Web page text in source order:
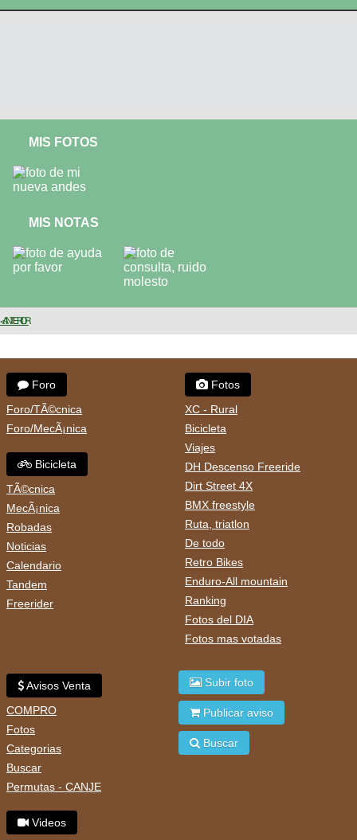
MIS FOTOS
MIS NOTAS
< ANTERIOR
Foro
Foro/TÃ©cnica
Foro/MecÃ¡nica
Bicicleta
TÃ©cnica
MecÃ¡nica
Robadas
Noticias
Calendario
Tandem
Freerider
Fotos
XC - Rural
Bicicleta
Viajes
DH Descenso Freeride
Dirt Street 4X
BMX freestyle
Ruta, triatlon
De todo
Retro Bikes
Enduro-All mountain
Ranking
Fotos del DIA
Fotos mas votadas
Avisos Venta
COMPRO
Fotos
Categorias
Buscar
Permutas - CANJE
Videos
Subir foto
Publicar aviso
Buscar